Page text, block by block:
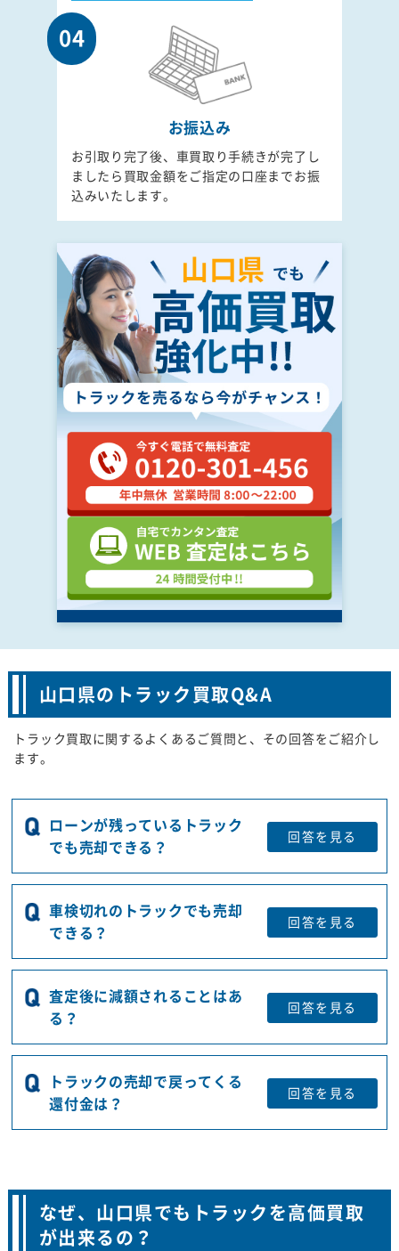
04
お振込み
お引取り完了後、車買取り手続きが完了し
ましたら買取金額をご指定の口座までお振
込みいたします。
山口県
山口県のトラック買取Q&A
トラック買取に関するよくあるご質問と、その回答をご紹介し
ます。
ローンが残っているトラック
でも売却できる？
回答を 見る
車検切れのトラックでも売却
できる？
回答を 見る
査定後に減額されることはあ
る？
回答を 見る
トラックの売却で戻ってくる
還付金は？
回答を 見る
なぜ、山口県でもトラックを高価買取
が出来るの？